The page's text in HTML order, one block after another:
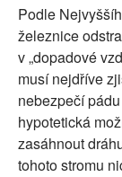
Podle
železnice
v „dopadové
musí nejdříve
nebezpečí
hypotetická
zasáhnout
tohoto stromu